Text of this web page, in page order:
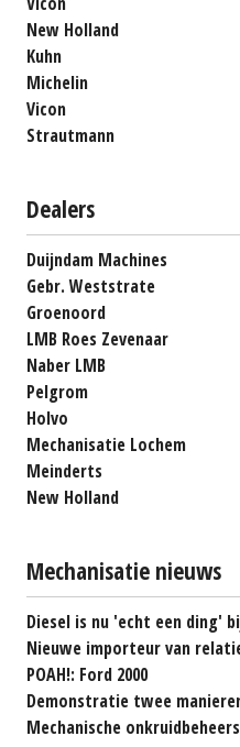
New Holland
Kuhn
Michelin
Vicon
Strautmann
Dealers
Duijndam Machines
Gebr. Weststrate
Groenoord
LMB Roes Zevenaar
Naber LMB
Pelgrom
Holvo
Mechanisatie Lochem
Meinderts
New Holland
Mechanisatie nieuws
Diesel is nu 'echt een ding'
Nieuwe importeur van
POAH!: Ford 2000
Demonstratie twee
Mechanische